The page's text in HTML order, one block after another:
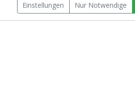
Einstellungen Nur Notwendige